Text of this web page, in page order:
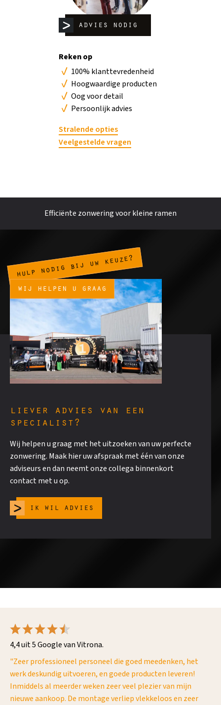
advies nodig
Reken op
100% klanttevredenheid
Hoogwaardige producten
Oog voor detail
Persoonlijk advies
Stralende opties
Veelgestelde vragen
Efficiënte zonwering voor kleine ramen
wij helpen u graag
hulp nodig bij uw keuze?
liever advies van een
specialist?
Wij helpen u graag met het uitzoeken van uw perfecte
zonwering. Maak hier uw afspraak met één van onze
adviseurs en dan neemt onze collega binnenkort
contact met u op.
ik wil advies
4,4 uit 5 Google van Vitrona.
"Zeer professioneel personeel die goed meedenken, het
werk deskundig uitvoeren, en goede producten leveren!
Inmiddels al meerder weken zeer veel plezier van mijn
nieuwe aankoop. De montage verliep vlekkeloos en zeer